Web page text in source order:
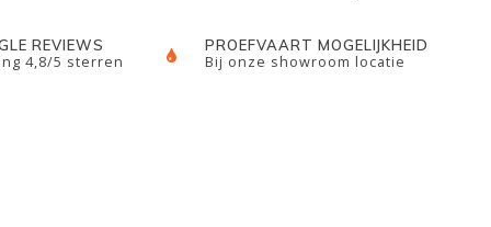
REVIEWS
4,8/5 sterren
PROEFVAART MOGELIJKHEID
Bij onze showroom locatie